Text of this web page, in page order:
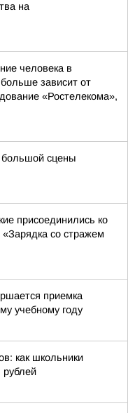
на
человека в
зависит от
«Ростелекома»,
сцены
присоединились ко
«Зарядка со стражем
приемка
учебному году
как школьники
рублей